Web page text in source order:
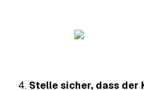
Stelle sicher, dass